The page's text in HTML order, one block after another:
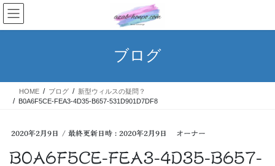
コ
ン
テ
ス
ナ
ビ
ゲ
ン
ブログ
HOME ブログ
新型ウィルスの疑問？
B0A6F5CE-FEA3-4D35-B657-531D901D7DF8
2020年2月9日 / 最終更新日時 : 2020年2月9日 オーナー
B0A6F5CE-FEA3-4D35-B657-